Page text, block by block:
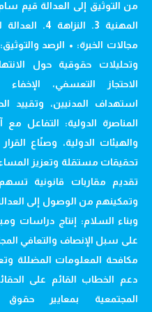
مجالات الخبرة: • الرصد
وتحليلات حقوقية حول
الاحتجاز التعسفي،
استهداف المدنيين، وتقييد
المناصرة الدولية: التفاعل مع
والهيئات الدولية، وصنّاع
تحقيقات مستقلة وتعزيز
تقديم مقاربات قانونية
وتمكينهم من الوصول إلى العدالة.
وبناء السلام: إنتاج دراسات
على سبل الإنصاف والتعافي
مكافحة المعلومات المضللة
دعم الخطاب القائم على
المجتمعية بمعايير حقوق